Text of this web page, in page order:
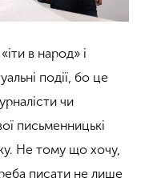
в народ» і
події, бо це
чи
письменницькі
Не тому що хочу,
писати не лише